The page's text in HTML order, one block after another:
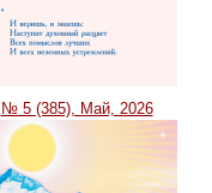
№ 5 (385), Май, 2026